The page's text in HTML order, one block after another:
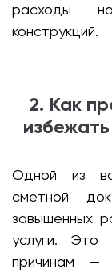
расходы
конструкций.
2. Как
Одной из
сметной
завышенных
услуги. Это
причинам —